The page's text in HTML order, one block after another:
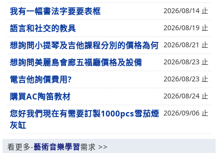
我有一幅書法字要要表框 2026/08/14 止
語言和社交的教具 2026/08/19 止
想詢問小提琴及吉他課程分別的價格為何 2026/08/21 止
想詢問美麗島會廊五福廳價格及設備 2026/08/23 止
電吉他詢價費用? 2026/08/23 止
購買AC陶笛教材 2026/08/24 止
您好我們現在有需要訂製1000pcs雪茄煙
灰缸
2026/09/06 止
看更多-藝術音樂學習需求 >>